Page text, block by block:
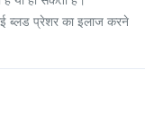
ब्लड प्रेशर का इलाज करने